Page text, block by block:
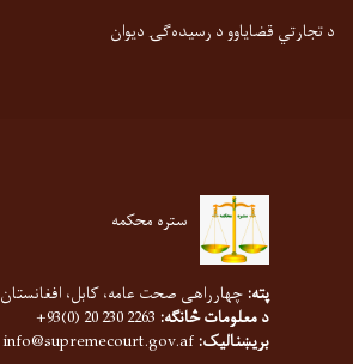
د تجارتي قضایاوو د رسیده‌ګۍ دیوان
ستره محکمه
پته: چهارراهی صحت عامه، کابل، افغانستان
د معلومات څانګه: 2263 230 20 (0)93+
بریښنالیک: info@supremecourt.gov.af